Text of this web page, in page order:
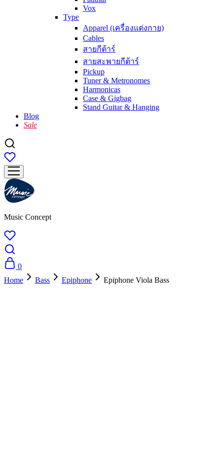
Vox
Type
Apparel (เครื่องแต่งกาย)
Cables
สายกีต้าร์
สายสะพายกีต้าร์
Pickup
Tuner & Metronomes
Harmonicas
Case & Gigbag
Stand Guitar & Hanging
Blog
Sale
Music Concept
0
Home
Bass Epiphone
Epiphone Viola Bass